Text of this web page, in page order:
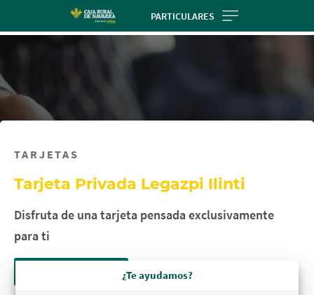
main
PARTICULARES
TARJETAS
Tarjeta Privada Legazpi Ilinti
Disfruta de una tarjeta pensada exclusivamente
para ti
¿Te ayudamos?